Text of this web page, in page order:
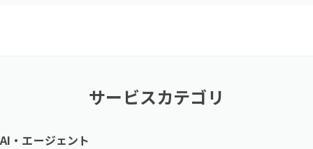
サービスカテゴリ
AI・エージェント